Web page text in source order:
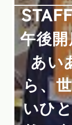
午後
あい
ら、
いひ